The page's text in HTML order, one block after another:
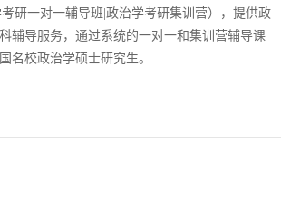
研一对一辅导班|政治学考研集训营），提供政
辅导服务，通过系统的一对一和集训营辅导课
名校政治学硕士研究生。